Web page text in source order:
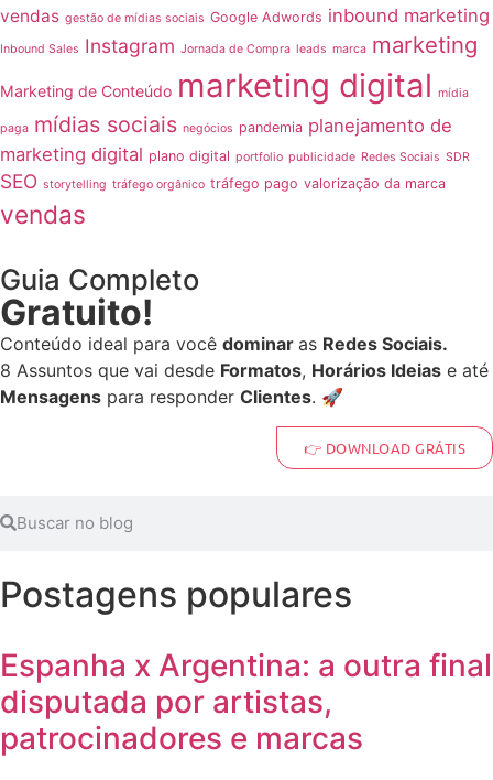
vendas gestão de mídias sociais Google Adwords inbound marketing
Inbound Sales Instagram Jornada de Compra leads marca marketing
Marketing de Conteúdo marketing digital mídia
paga mídias sociais negócios pandemia planejamento de
marketing digital plano digital portfolio publicidade Redes Sociais SDR
SEO storytelling tráfego orgânico tráfego pago valorização da marca
vendas
Guia Completo
Gratuito!
Conteúdo ideal para você dominar as Redes Sociais.
8 Assuntos que vai desde Formatos, Horários Ideias e até
Mensagens para responder Clientes. 🚀
👉 DOWNLOAD GRÁTIS
Postagens populares
Espanha x Argentina: a outra final
disputada por artistas,
patrocinadores e marcas